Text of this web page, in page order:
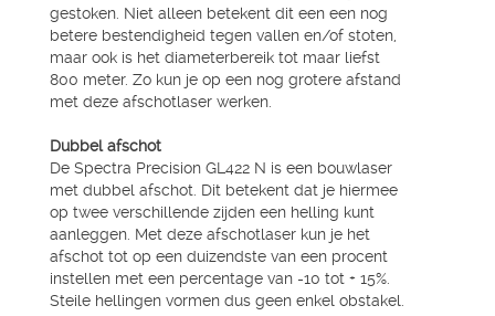
gestoken. Niet alleen betekent dit een een nog
betere bestendigheid tegen vallen en/of stoten,
maar ook is het diameterbereik tot maar liefst
800 meter. Zo kun je op een nog grotere afstand
met deze afschotlaser werken.
Dubbel afschot
De Spectra Precision GL422 N is een bouwlaser
met dubbel afschot. Dit betekent dat je hiermee
op twee verschillende zijden een helling kunt
aanleggen. Met deze afschotlaser kun je het
afschot tot op een duizendste van een procent
instellen met een percentage van -10 tot + 15%.
Steile hellingen vormen dus geen enkel obstakel.